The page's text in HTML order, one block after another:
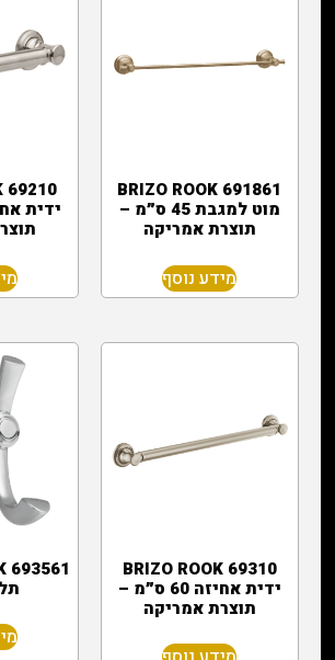
BRIZO ROOK 691861
מוט למגבת 45 ס״מ –
תוצרת אמריקה
מידע נוסף
69210
BRIZO ROOK 69310
ידית אחיזה 60 ס״מ –
תוצרת אמריקה